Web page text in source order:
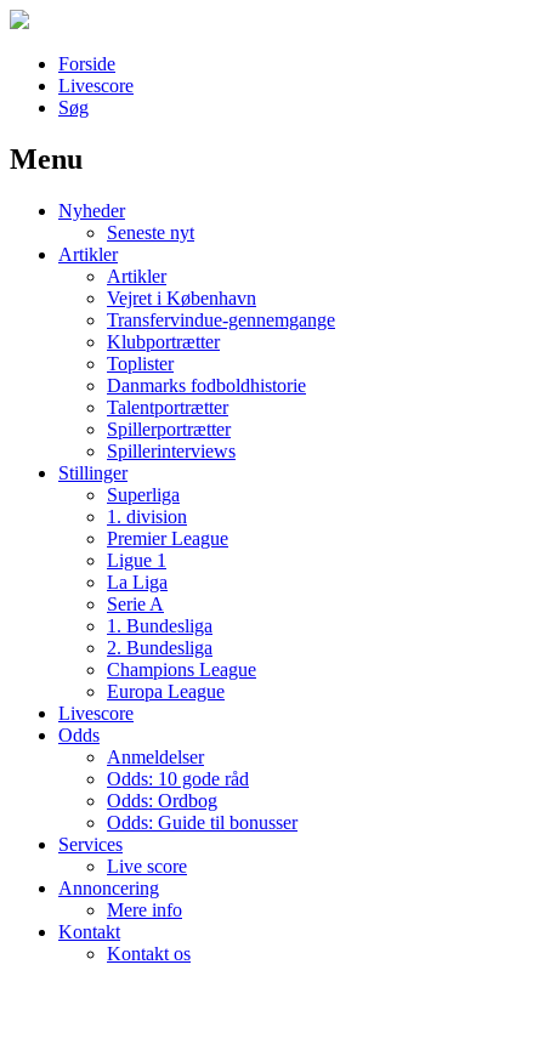
Forside
Livescore
Søg
Наши партнеры
лучшие займы
Menu
Nyheder
Seneste nyt
Artikler
Artikler
Vejret i København
Transfervindue-gennemgange
Klubportrætter
Toplister
Danmarks fodboldhistorie
Talentportrætter
Spillerportrætter
Spillerinterviews
Stillinger
Superliga
1. division
Premier League
Ligue 1
La Liga
Serie A
1. Bundesliga
2. Bundesliga
Champions League
Europa League
Livescore
Odds
Anmeldelser
Odds: 10 gode råd
Odds: Ordbog
Odds: Guide til bonusser
Services
Live score
Annoncering
Mere info
Kontakt
Kontakt os